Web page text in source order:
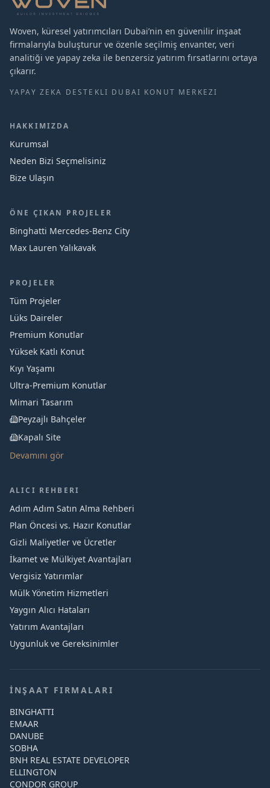
Woven, küresel yatırımcıları Dubai’nin en güvenilir inşaat
firmalarıyla buluşturur ve özenle seçilmiş envanter, veri
analitiği ve yapay zeka ile benzersiz yatırım fırsatlarını ortaya
çıkarır.
YAPAY ZEKA DESTEKLI DUBAI KONUT MERKEZI
HAKKIMIZDA
Kurumsal
Neden Bizi Seçmelisiniz
Bize Ulaşın
ÖNE ÇIKAN PROJELER
Binghatti Mercedes‑Benz City
Max Lauren Yalıkavak
PROJELER
Tüm Projeler
Lüks Daireler
Premium Konutlar
Yüksek Katlı Konut
Kıyı Yaşamı
Ultra-Premium Konutlar
Mimari Tasarım
Peyzajlı Bahçeler
Kapalı Site
Devamını gör
ALICI REHBERI
Adım Adım Satın Alma Rehberi
Plan Öncesi vs. Hazır Konutlar
Gizli Maliyetler ve Ücretler
İkamet ve Mülkiyet Avantajları
Vergisiz Yatırımlar
Mülk Yönetim Hizmetleri
Yaygın Alıcı Hataları
Yatırım Avantajları
Uygunluk ve Gereksinimler
İNŞAAT FIRMALARI
BINGHATTI
EMAAR
DANUBE
SOBHA
BNH REAL ESTATE DEVELOPER
ELLINGTON
CONDOR GROUP